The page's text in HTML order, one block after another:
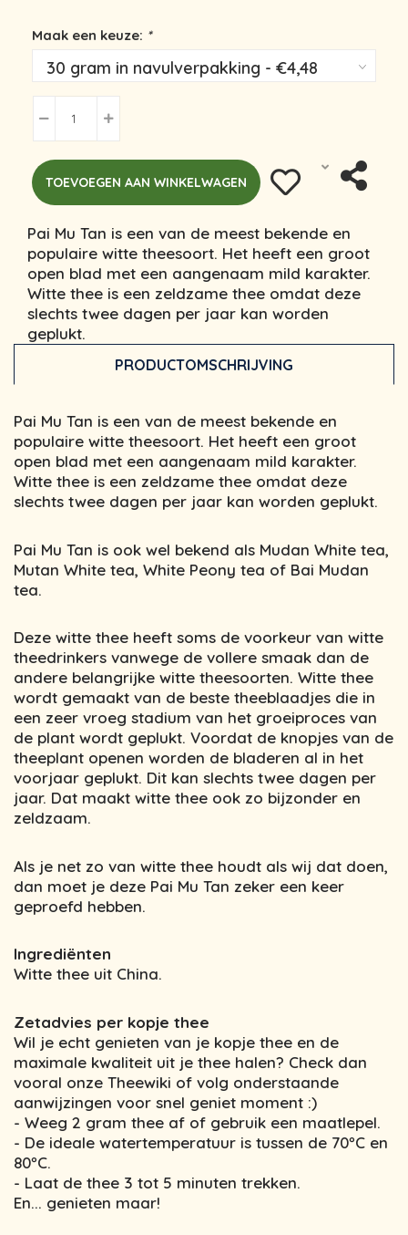
Maak een keuze: *
TOEVOEGEN AAN WINKELWAGEN
Pai Mu Tan is een van de meest bekende en
populaire witte theesoort. Het heeft een groot
open blad met een aangenaam mild karakter.
Witte thee is een zeldzame thee omdat deze
slechts twee dagen per jaar kan worden
geplukt.
PRODUCTOMSCHRIJVING
Pai Mu Tan is een van de meest bekende en
populaire witte theesoort. Het heeft een groot
open blad met een aangenaam mild karakter.
Witte thee is een zeldzame thee omdat deze
slechts twee dagen per jaar kan worden geplukt.
Pai Mu Tan is ook wel bekend als Mudan White tea,
Mutan White tea, White Peony tea of Bai Mudan
tea.
Deze witte thee heeft soms de voorkeur van witte
theedrinkers vanwege de vollere smaak dan de
andere belangrijke witte theesoorten. Witte thee
wordt gemaakt van de beste theeblaadjes die in
een zeer vroeg stadium van het groeiproces van
de plant wordt geplukt. Voordat de knopjes van de
theeplant openen worden de bladeren al in het
voorjaar geplukt. Dit kan slechts twee dagen per
jaar. Dat maakt witte thee ook zo bijzonder en
zeldzaam.
Als je net zo van witte thee houdt als wij dat doen,
dan moet je deze Pai Mu Tan zeker een keer
geproefd hebben.
Ingrediënten
Witte thee uit China.
Zetadvies per kopje thee
Wil je echt genieten van je kopje thee en de
maximale kwaliteit uit je thee halen? Check dan
vooral onze Theewiki of volg onderstaande
aanwijzingen voor snel geniet moment :)
- Weeg 2 gram thee af of gebruik een maatlepel.
- De ideale watertemperatuur is tussen de 70ºC en
80ºC.
- Laat de thee 3 tot 5 minuten trekken.
En... genieten maar!